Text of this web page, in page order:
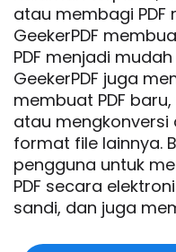
atau membagi
GeekerPDF
PDF menjadi
GeekerPDF juga
membuat PDF
atau mengkonversi
format file lainnya.
pengguna untuk
PDF secara
sandi, dan juga